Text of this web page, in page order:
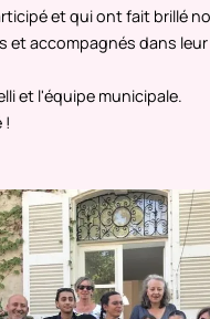
et qui ont fait brillé
et accompagnés dans
et l'équipe municipale.
!